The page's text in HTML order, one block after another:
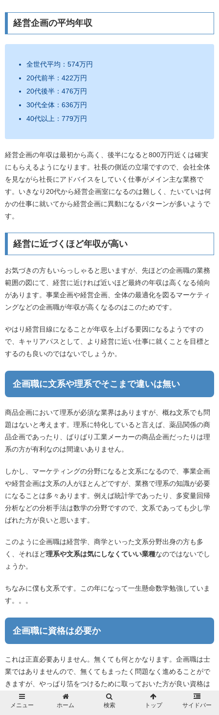
経営企画の平均年収
全世代平均：574万円
20代前半：422万円
20代後半：476万円
30代全体：636万円
40代以上：779万円
経営企画の年収は最初から高く、後半になると800万円近くは確実
にもらえるようになります。社長の側近の立場ですので、会社全体
を見ながら社長にアドバイスをしていく仕事がメイン主な業務で
す。いきなり20代から経営企画室になるのは難しく、たいていは何
かの仕事に就いてから経営企画に異動になるパターンが多いようで
す。
経営に近づくほど年収が高い
お気づきの方もいらっしゃると思いますが、先ほどの企画職の業務
範囲の図にて、経営に近ければ近いほど最終の年収は高くなる傾向
があります。事業企画や経営企画、全体の最適化を図るマーケティ
ングなどの企画職が年収が高くなるのはこのためです。
やはり経営目線になることが年収を上げる要因になるようですの
で、キャリアパスとして、より経営に近い仕事に就くことを目標と
するのも良いのではないでしょうか。
企画職に文系や理系でそこまで違いは無い
商品企画において理系が必須な業界はありますが、概ね文系でも問
題はないと考えます。理系に特化していると言えば、薬品関係の商
品企画であったり、ばりばり工業メーカーの商品企画だったりは理
系の方が有利なのは間違いありません。
しかし、マーケティングの分野になると文系になるので、事業企画
や経営企画は文系の人がほとんどですが、業務で理系の知識が必要
になることは多々あります。例えば統計学であったり、多変量回帰
分析などの分析手法は数学の分野ですので、文系であっても少し学
ばれた方が良いと思います。
このように企画職は経営学、商学といった文系分野出身の方も多
く、それほど理系や文系は気にしなくていい業種なのではないでし
ょうか。
ちなみに僕も文系です。この年になって一生懸命数学勉強していま
す。。。
企画職に資格は必要か
これは正直必要ありません。無くても何とかなります。企画職は士
業ではありませんので、無くてもまったく問題なく進めることがで
きますが、やっぱり箔をつけるために取っておいた方が良い資格は
あります。
メニュー ホーム 検索 トップ サイドバー